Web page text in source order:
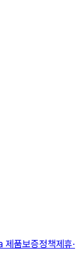
제품보증정책제휴·